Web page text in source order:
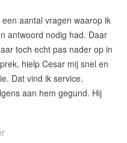
aantal vragen waarop ik
antwoord nodig had. Daar
toch echt pas nader op in
hielp Cesar mij snel en
Dat vind ik service.
aan hem gegund. Hij